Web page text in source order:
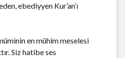
ebediyyen Kur’an’ı
en mühim meselesi
Siz hatibe ses